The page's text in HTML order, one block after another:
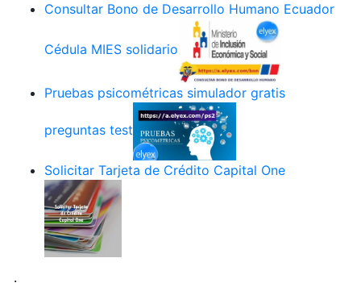
Consultar Bono de Desarrollo Humano Ecuador
Cédula MIES solidario
Pruebas psicométricas simulador gratis
preguntas test
Solicitar Tarjeta de Crédito Capital One
.